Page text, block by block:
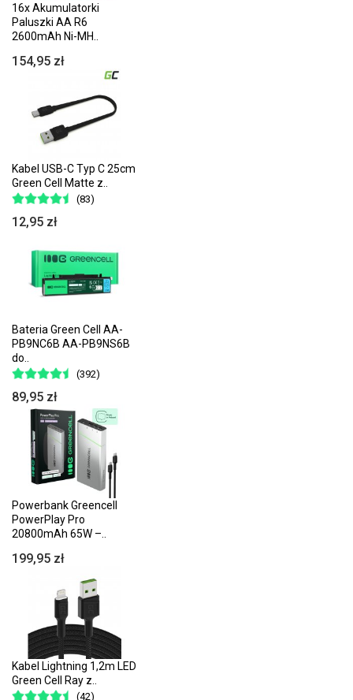
16x Akumulatorki
Paluszki AA R6
2600mAh Ni-MH..
154,95 zł
Kabel USB-C Typ C 25cm
Green Cell Matte z..
(83)
12,95 zł
Bateria Green Cell AA-
PB9NC6B AA-PB9NS6B
do..
(392)
89,95 zł
Powerbank Greencell
PowerPlay Pro
20800mAh 65W –..
199,95 zł
Kabel Lightning 1,2m LED
Green Cell Ray z..
(42)